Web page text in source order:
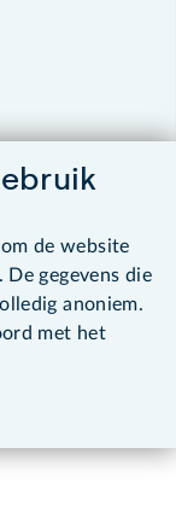
de website
gegevens die
anoniem.
met het